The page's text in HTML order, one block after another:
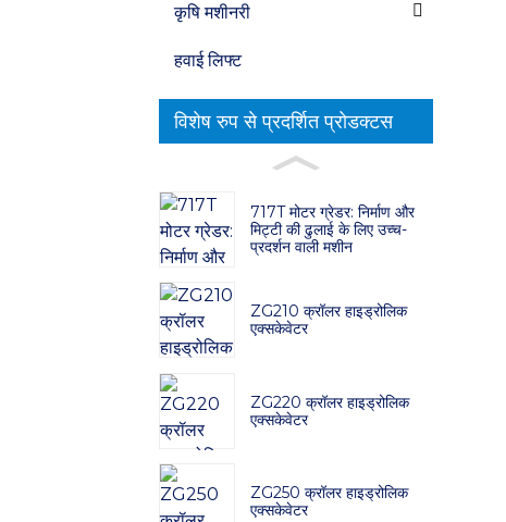
कृषि मशीनरी
हवाई लिफ्ट
विशेष रुप से प्रदर्शित प्रोडक्टस
717T मोटर ग्रेडर: निर्माण और
मिट्टी की ढुलाई के लिए उच्च-
प्रदर्शन वाली मशीन
ZG210 क्रॉलर हाइड्रोलिक
एक्सकेवेटर
ZG220 क्रॉलर हाइड्रोलिक
एक्सकेवेटर
ZG250 क्रॉलर हाइड्रोलिक
एक्सकेवेटर